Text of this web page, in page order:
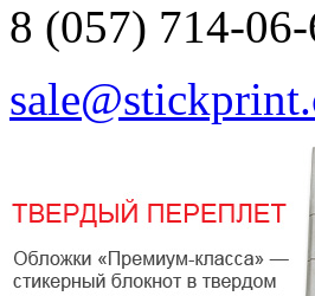
8 (057) 714-